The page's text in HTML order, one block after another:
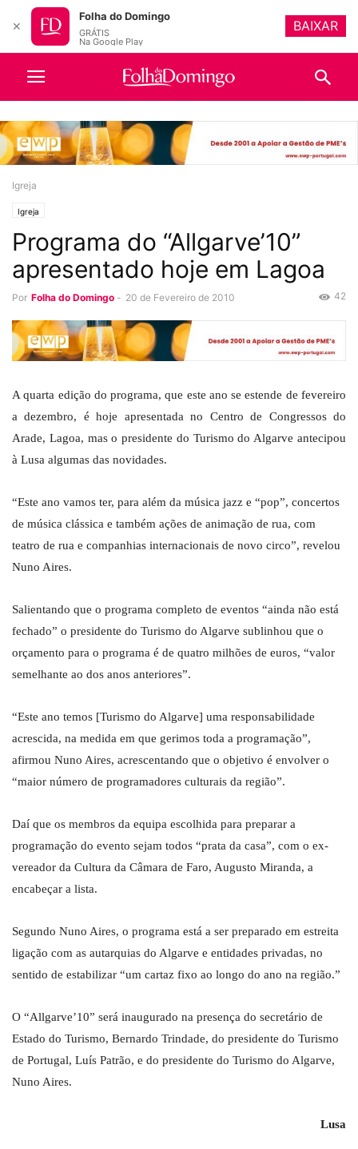
Igreja
Igreja
Programa do “Allgarve’10”
apresentado hoje em Lagoa
Por Folha do Domingo - 20 de Fevereiro de 2010 42
A quarta edição do programa, que este ano se estende de fevereiro
a dezembro, é hoje apresentada no Centro de Congressos do
Arade, Lagoa, mas o presidente do Turismo do Algarve antecipou
à Lusa algumas das novidades.
“Este ano vamos ter, para além da música jazz e “pop”, concertos
de música clássica e também ações de animação de rua, com
teatro de rua e companhias internacionais de novo circo”, revelou
Nuno Aires.
Salientando que o programa completo de eventos “ainda não está
fechado” o presidente do Turismo do Algarve sublinhou que o
orçamento para o programa é de quatro milhões de euros, “valor
semelhante ao dos anos anteriores”.
“Este ano temos [Turismo do Algarve] uma responsabilidade
acrescida, na medida em que gerimos toda a programação”,
afirmou Nuno Aires, acrescentando que o objetivo é envolver o
“maior número de programadores culturais da região”.
Daí que os membros da equipa escolhida para preparar a
programação do evento sejam todos “prata da casa”, com o ex-
vereador da Cultura da Câmara de Faro, Augusto Miranda, a
encabeçar a lista.
Segundo Nuno Aires, o programa está a ser preparado em estreita
ligação com as autarquias do Algarve e entidades privadas, no
sentido de estabilizar “um cartaz fixo ao longo do ano na região.”
O “Allgarve’10” será inaugurado na presença do secretário de
Estado do Turismo, Bernardo Trindade, do presidente do Turismo
de Portugal, Luís Patrão, e do presidente do Turismo do Algarve,
Nuno Aires.
Lusa
✕
Folha do Domingo
GRÁTIS
Na Google Play
BAIXAR